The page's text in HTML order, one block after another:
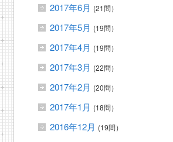
2017年6月 (21問）
2017年5月 (19問）
2017年4月 (19問）
2017年3月 (22問）
2017年2月 (20問）
2017年1月 (18問）
2016年12月 (19問）